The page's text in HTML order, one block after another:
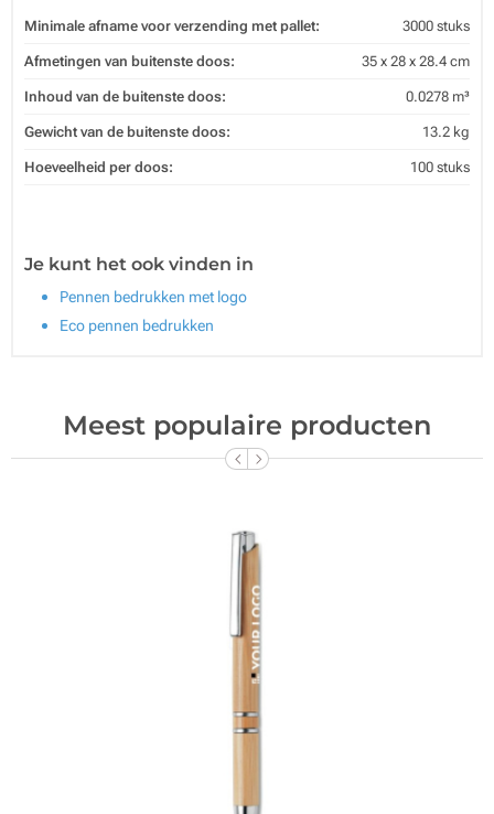
Minimale afname voor verzending met pallet: 3000 stuks
Afmetingen van buitenste doos: 35 x 28 x 28.4 cm
Inhoud van de buitenste doos: 0.0278 m³
Gewicht van de buitenste doos: 13.2 kg
Hoeveelheid per doos: 100 stuks
Je kunt het ook vinden in
Pennen bedrukken met logo
Eco pennen bedrukken
Meest populaire producten